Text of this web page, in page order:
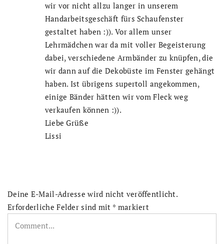
wir vor nicht allzu langer in unserem
Handarbeitsgeschäft fürs Schaufenster
gestaltet haben :)). Vor allem unser
Lehrmädchen war da mit voller Begeisterung
dabei, verschiedene Armbänder zu knüpfen, die
wir dann auf die Dekobüste im Fenster gehängt
haben. Ist übrigens supertoll angekommen,
einige Bänder hätten wir vom Fleck weg
verkaufen können :)).
Liebe Grüße
Lissi
Deine E-Mail-Adresse wird nicht veröffentlicht.
Erforderliche Felder sind mit * markiert